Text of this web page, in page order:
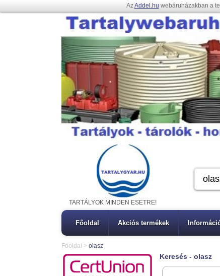
AzAddel.hu webáruházakban a
TARTÁLYOK MINDEN ESETRE!
Főoldal Akciós termékek
Főoldal > olasz
Keresés - olasz